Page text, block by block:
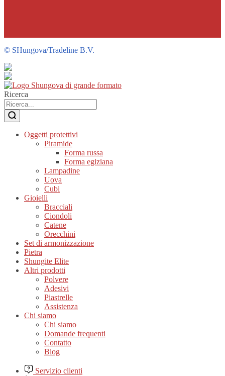
© SHungova/Tradeline B.V.
Ricerca
Oggetti protettivi
Piramide
Forma russa
Forma egiziana
Lampadine
Uova
Cubi
Gioielli
Bracciali
Ciondoli
Catene
Orecchini
Set di armonizzazione
Pietra
Shungite Elite
Altri prodotti
Polvere
Adesivi
Piastrelle
Assistenza
Chi siamo
Chi siamo
Domande frequenti
Contatto
Blog
Servizio clienti